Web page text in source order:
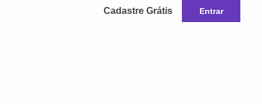
Cadastre Grátis Entrar